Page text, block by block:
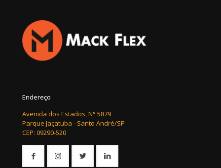
Endereço
Avenida dos Estados, N° 5879
Parque Jaçatuba - Santo André/SP
CEP: 09290-520